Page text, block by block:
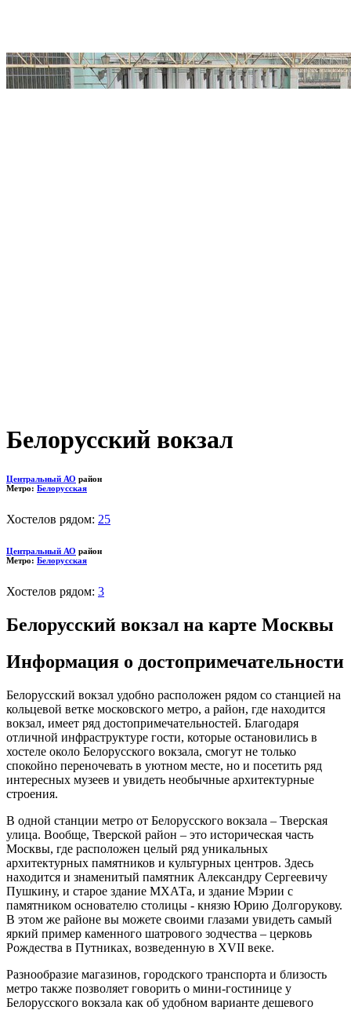
Белорусский вокзал
Центральный АО район
Метро: Белорусская
Хостелов рядом: 25
Центральный АО район
Метро: Белорусская
Хостелов рядом: 3
Белорусский вокзал на карте Москвы
Информация о достопримечательности
Белорусский вокзал удобно расположен рядом со станцией на
кольцевой ветке московского метро, а район, где находится
вокзал, имеет ряд достопримечательностей. Благодаря
отличной инфраструктуре гости, которые остановились в
хостеле около Белорусского вокзала, смогут не только
спокойно переночевать в уютном месте, но и посетить ряд
интересных музеев и увидеть необычные архитектурные
строения.
В одной станции метро от Белорусского вокзала – Тверская
улица. Вообще, Тверской район – это историческая часть
Москвы, где расположен целый ряд уникальных
архитектурных памятников и культурных центров. Здесь
находится и знаменитый памятник Александру Сергеевичу
Пушкину, и старое здание МХАТа, и здание Мэрии с
памятником основателю столицы - князю Юрию Долгорукову.
В этом же районе вы можете своими глазами увидеть самый
яркий пример каменного шатрового зодчества – церковь
Рождества в Путниках, возведенную в XVII веке.
Разнообразие магазинов, городского транспорта и близость
метро также позволяет говорить о мини-гостинице у
Белорусского вокзала как об удобном варианте дешевого